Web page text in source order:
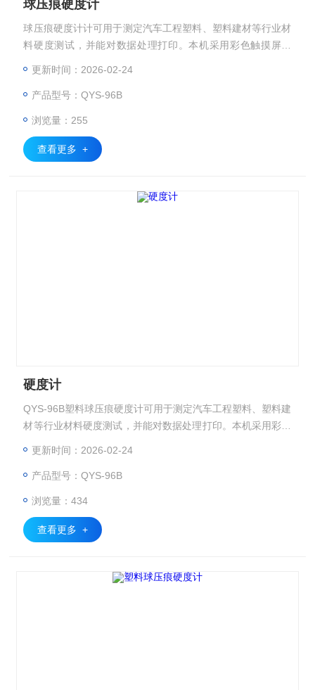
球压痕硬度计
球压痕硬度计计可用于测定汽车工程塑料、塑料建材等行业材
料硬度测试，并能对数据处理打印。本机采用彩色触摸屏技
更新时间：2026-02-24
产品型号：QYS-96B
浏览量：255
查看更多 +
硬度计
QYS-96B塑料球压痕硬度计可用于测定汽车工程塑料、塑料建
材等行业材料硬度测试，并能对数据处理打印。本机采用彩色
更新时间：2026-02-24
产品型号：QYS-96B
浏览量：434
查看更多 +